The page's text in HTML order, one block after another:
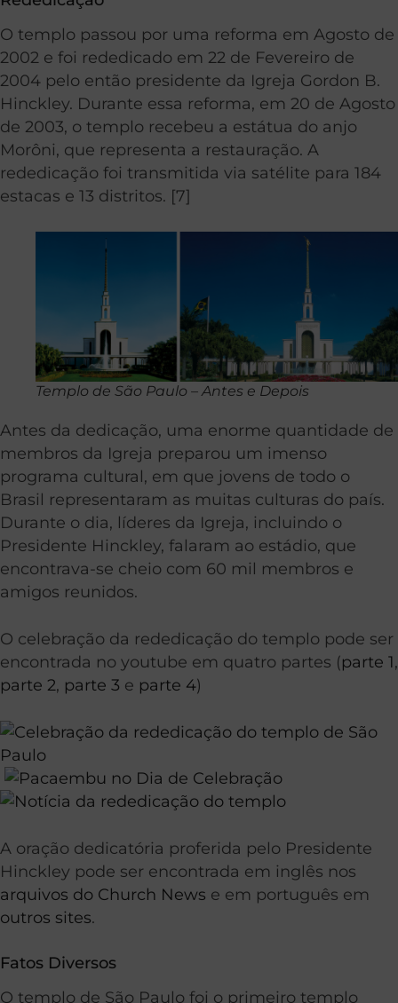
O templo passou por uma reforma em Agosto de
2002 e foi rededicado em 22 de Fevereiro de
2004 pelo então presidente da Igreja Gordon B.
Hinckley. Durante essa reforma, em 20 de Agosto
de 2003, o templo recebeu a estátua do anjo
Morôni, que representa a restauração. A
rededicação foi transmitida via satélite para 184
estacas e 13 distritos. [7]
Templo de São Paulo – Antes e Depois
Antes da dedicação, uma enorme quantidade de
membros da Igreja preparou um imenso
programa cultural, em que jovens de todo o
Brasil representaram as muitas culturas do país.
Durante o dia, líderes da Igreja, incluindo o
Presidente Hinckley, falaram ao estádio, que
encontrava-se cheio com 60 mil membros e
amigos reunidos.
O celebração da rededicação do templo pode ser
encontrada no youtube em quatro partes (parte 1,
parte 2, parte 3 e parte 4)
A oração dedicatória proferida pelo Presidente
Hinckley pode ser encontrada em inglês nos
arquivos do Church News e em português em
outros sites.
Fatos Diversos
O templo de São Paulo foi o primeiro templo